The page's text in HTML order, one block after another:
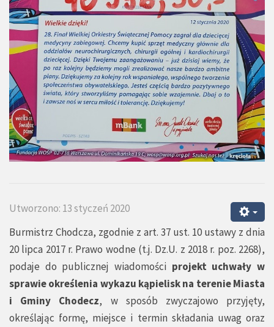
Utworzono: 13 styczeń 2020
Burmistrz Chodcza, zgodnie z art. 37 ust. 10 ustawy z dnia
20 lipca 2017 r. Prawo wodne (t.j. Dz.U. z 2018 r. poz. 2268),
podaje do publicznej wiadomości projekt uchwały w
sprawie określenia wykazu kąpielisk na terenie Miasta
i Gminy Chodecz, w sposób zwyczajowo przyjęty,
określając formę, miejsce i termin składania uwag oraz